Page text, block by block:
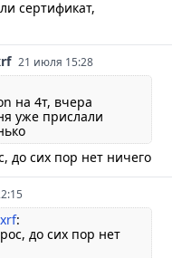
сертификат,
21 июля 15:28
на 4т, вчера
уже прислали
до сих пор нет ничего
:
до сих пор нет